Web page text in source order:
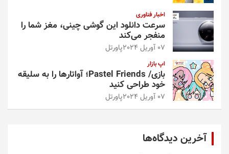
اخبار فناوری
سرعت دانلود این گوشی چینی، مغز شما را
منفجر می‌کند
07 آوریل 2024 پاورتل
اپ بازار
بازی/ Pastel Friends؛ آواتارها را به سلیقه
خود طراحی کنید
07 آوریل 2024 پاورتل
آخرین دیدگاه‌ها